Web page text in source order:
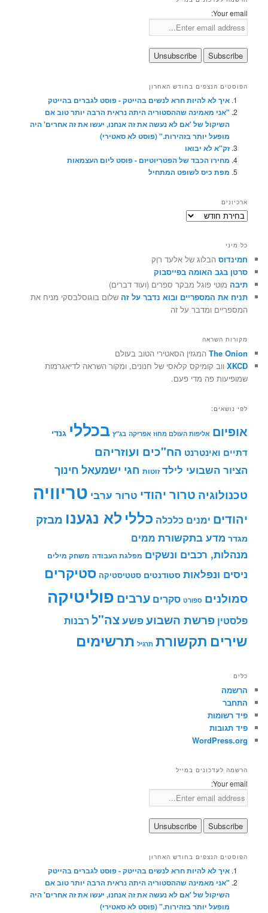
Your email:
הפוסטים הנצפים בחודש האחרון
איך לא להיות חרא לנשים בהייטק - פוסט לגברים בהייטק
"אני מאמינה שההסטוריה היתה נראית הרבה יותר טוב אם
השיקול של 'אם לא נעשה את זה אנחנו, יעשו את זה אחרים' היה
מופעל יותר בזהירות." (פוסט לא סאטירי)
זק"א לא יבואו
מחירו הכבד של הפטריוטיזם - פוסט ליום העצמאות
מפת כיס לשופט המתחיל
ארכיונים
ארכיונים
כל מיני
חמינדוס הבלוג של אלעד רוֶק
סרטן בגב האומה בפייסבוק
תיבה מוטי פוגל מבקר ספרים (ועוד דברים)
תניח את המספריים ובוא נדבר על זה שלום בוגוסלבסקי מניח את
המספריים ומדבר על זה
מקורות השראה
The Onion המגזין הסאטירי הטוב בעולם
XKCD ווב קומיקס קלאסי של חנונים, ומקור השראה לדיאגרמות
שמופיעות פה מדי פעם.
לפי נושאים:
אופיום אליפות העולם מחוז אפריקה בג"ץ בכללי גנדי
דתיים ואינטרנט הח"כים ועוזריהם
הציור השבועי לילד זוטות חגי ישמעאל חינוך
טכנולוגיה טרור יהודי טרור ערבי טריוויה
יהודים ימנים כלכלה כללי לא נגענו מבזק
מגדר מדע בתקשורת ממים
מנהלות, רכבים ונשקים מפלגת העבודה משחק מילים
ניסים ונפלאות סטודנטים סטטיסטיקה סטיקרים
סמולנים ספורט סקרים ערבים פוליטיקה
פלסטין פרשת השבועפשעצה"ל רבנות
שירים תקשורת תרגיל תרשימים
כלים
הרשמה
התחבר
פיד רשומות
פיד תגובות
WordPress.org
הרשמה לעדכונים במייל
Your email:
הפוסטים הנצפים בחודש האחרון
איך לא להיות חרא לנשים בהייטק - פוסט לגברים בהייטק
"אני מאמינה שההסטוריה היתה נראית הרבה יותר טוב אם
השיקול של 'אם לא נעשה את זה אנחנו, יעשו את זה אחרים' היה
מופעל יותר בזהירות." (פוסט לא סאטירי)